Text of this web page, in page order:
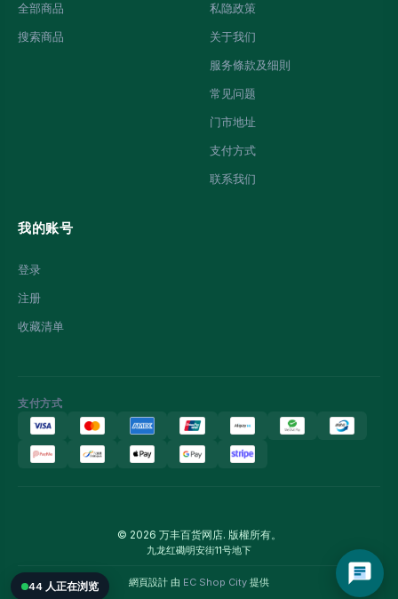
全部商品
搜索商品
私隐政策
关于我们
服务條款及细則
常见问题
门市地址
支付方式
联系我们
我的账号
登录
注册
收藏清单
支付方式
© 2026 万丰百货网店. 版權所有。
九龙红磡明安街11号地下
網頁設計 由 EC Shop City 提供
44 人正在浏览